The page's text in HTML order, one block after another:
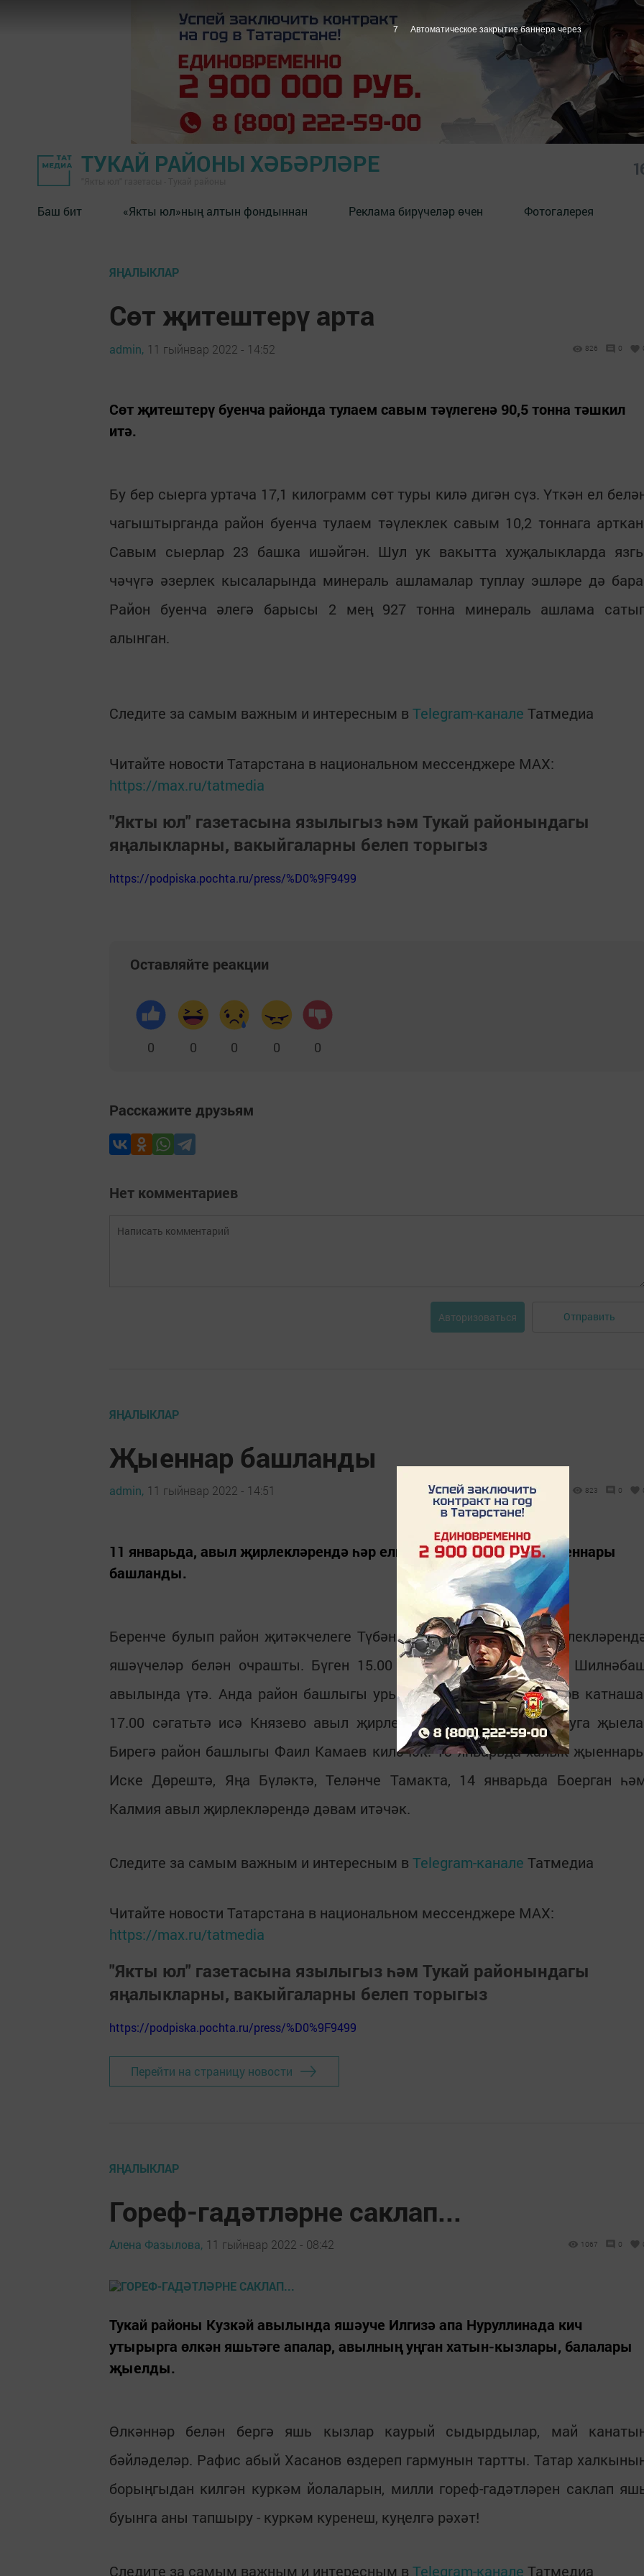
ТУКАЙ РАЙОНЫ ХӘБӘРЛӘРЕ
Баш бит «Якты юл»ның алтын фондыннан Реклама бирүчеләр өчен Фотогалерея
ЯҢАЛЫКЛАР
Сөт җитештерү арта
admin, 11 гыйнвар 2022 - 14:52 826 0
Сөт җитештерү буенча районда тулаем савым тәүлегенә 90,5 тонна тәшкил
итә.
Бу бер сыерга уртача 17,1 килограмм сөт туры килә дигән сүз. Үткән ел
чагыштырганда район буенча тулаем тәүлеклек савым 10,2 тоннага
Савым сыерлар 23 башка ишәйгән. Шул ук вакытта хуҗалыкларда
чәчүгә әзерлек кысаларында минераль ашламалар туплау эшләре дә
Район буенча әлегә барысы 2 мең 927 тонна минераль ашлама
алынган.
Следите за самым важным и интересным в Telegram-канале Татмедиа
Читайте новости Татарстана в национальном мессенджере MАХ:
https://max.ru/tatmedia
"Якты юл" газетасына язылыгыз һәм Тукай районындагы
яңалыкларны, вакыйгаларны белеп торыгыз
https://podpiska.pochta.ru/press/%D0%9F9499
Оставляйте реакции
0 0 0 0 0
Расскажите друзьям
Нет комментариев
Авторизоваться Отправить
ЯҢАЛЫКЛАР
Җыеннар башланды
admin, 11 гыйнвар 2022 - 14:51 823 0
11 январьда, авыл җирлекләрендә һәр елны уза торган халык җыеннары
башланды.
Беренче булып район җитәкчелеге Түбән Суыксу һәм Борды
яшәүчеләр белән очрашты. Бүген 15.00 сәгатьтә халык җыены
авылында үтә. Анда район башлыгы урынбасары Рөстәм Закиров
17.00 сәгатьтә исә Князево авыл җирлегендә яшәүчеләр очрашуга
Бирегә район башлыгы Фаил Камаев киләчәк. 13 январьда халык
Иске Дөрештә, Яңа Бүләктә, Теләнче Тамакта, 14 январьда Боерган
Калмия авыл җирлекләрендә дәвам итәчәк.
Следите за самым важным и интересным в Telegram-канале Татмедиа
Читайте новости Татарстана в национальном мессенджере MАХ:
https://max.ru/tatmedia
"Якты юл" газетасына язылыгыз һәм Тукай районындагы
яңалыкларны, вакыйгаларны белеп торыгыз
https://podpiska.pochta.ru/press/%D0%9F9499
Перейти на страницу новости
ЯҢАЛЫКЛАР
Гореф-гадәтләрне саклап...
Алена Фазылова, 11 гыйнвар 2022 - 08:42 1067 0
Тукай районы Кузкәй авылында яшәуче Илгизә апа Нуруллинада кич
утырырга өлкән яшьтәге апалар, авылның уңган хатын-кызлары, балалары
җыелды.
Өлкәннәр белән бергә яшь кызлар каурый сыдырдылар, май
бәйләделәр. Рафис абый Хасанов өздереп гармунын тартты. Татар
борыңгыдан килгән куркәм йолаларын, милли гореф-гадәтләрен саклап
буынга аны тапшыру - куркәм куренеш, куңелгә рәхәт!
Следите за самым важным и интересным в Telegram-канале Татмедиа
6 Автоматическое закрытие баннера через